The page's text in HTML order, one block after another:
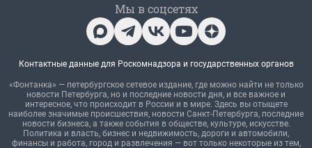
Мы в соцсетях
Контактные данные для Роскомнадзора и государственных органов
«Фонтанка» — петербургское сетевое издание, где можно найти не только
новости Петербурга, но и последние новости дня, и все важное и
интересное, что происходит в России и в мире. Здесь вы отыщете
наиболее значимые происшествия, новости Санкт-Петербурга, последние
новости бизнеса, а также события в обществе, культуре, искусстве.
Политика и власть, бизнес и недвижимость, дороги и автомобили,
финансы и работа, город и развлечения — вот только некоторые из тем,